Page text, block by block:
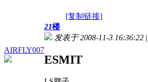
[复制链接]
AIRFLY007
21楼
发表于 2008-11-3 16:36:22 |
ESMIT